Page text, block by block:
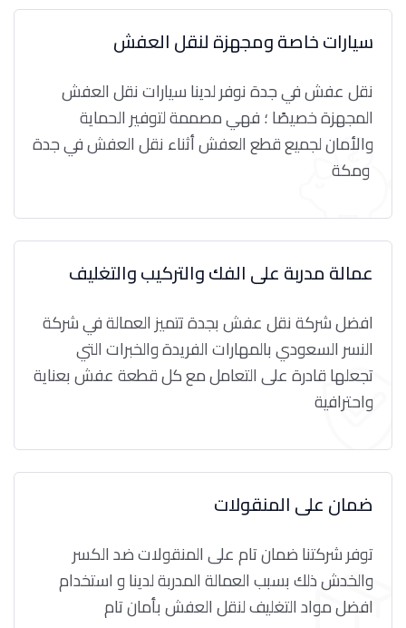
سيارات خاصة ومجهزة لنقل العفش
نقل عفش في جدة نوفر لدينا سيارات نقل العفش
المجهزة خصيصًا ؛ فهي مصممة لتوفير الحماية
والأمان لجميع قطع العفش أثناء نقل العفش في جدة
عمالة مدربة على الفك والتركيب والتغليف
افضل شركة نقل عفش بجدة تتميز العمالة في شركة
النسر السعودي بالمهارات الفريدة والخبرات التي
تجعلها قادرة على التعامل مع كل قطعة عفش بعناية
واحترافية
ضمان على المنقولات
توفر شركتنا ضمان تام على المنقولات ضد الكسر
والخدش ذلك بسبب العمالة المدربة لدينا و استخدام
افضل مواد التغليف لنقل العفش بأمان تام